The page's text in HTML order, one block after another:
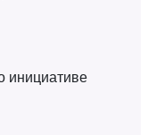
инициативе